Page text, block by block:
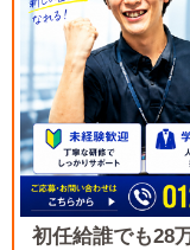
初任給誰でも28